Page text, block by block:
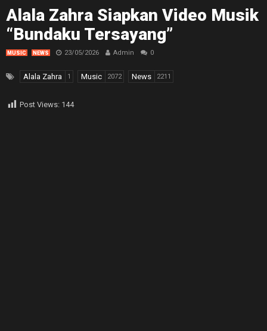
Alala Zahra Siapkan Video Musik
“Bundaku Tersayang”
MUSIC NEWS 23/05/2026 Admin 0
Alala Zahra 1 Music 2072 News 2211
Post Views: 144